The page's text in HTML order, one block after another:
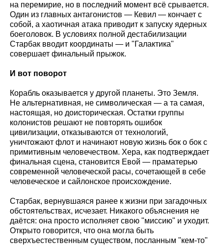
на перемирие, но в последний момент всё срывается.
Один из главных антагонистов — Кевил — кончает с
собой, а хаотичная атака приводит к запуску ядерных
боеголовок. В условиях полной дестабилизации
Старбак вводит координаты — и "Галактика"
совершает финальный прыжок.
И вот поворот
Корабль оказывается у другой планеты. Это Земля.
Не альтернативная, не символическая — а та самая,
настоящая, но доисторическая. Остатки группы
колонистов решают не повторять ошибок
цивилизации, отказываются от технологий,
уничтожают флот и начинают новую жизнь бок о бок с
примитивным человечеством. Хера, как подтверждает
финальная сцена, становится Евой — праматерью
современной человеческой расы, сочетающей в себе
человеческое и сайлонское происхождение.
Старбак, вернувшаяся ранее к жизни при загадочных
обстоятельствах, исчезает. Никакого объяснения не
даётся: она просто исполняет свою "миссию" и уходит.
Открыто говорится, что она могла быть
сверхъестественным существом, посланным "кем-то"